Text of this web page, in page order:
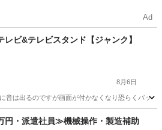
Ad
レビ&テレビスタンド【ジャンク】
8月6日
音は出るのですが画面が付かなくなり恐らくバッ
65インチ
円・派遣社員≫機械操作・製造補助